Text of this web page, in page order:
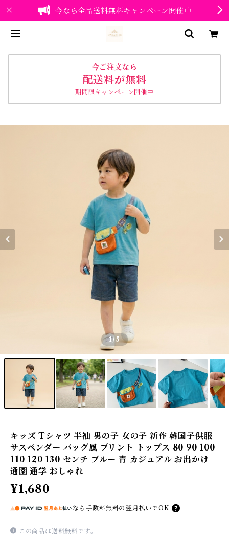
今なら全品送料無料キャンペーン開催中
今ご注文なら
配送料が無料
期間限キャンペーン開催中
1/5
キッズ Tシャツ 半袖 男の子 女の子 新作 韓国子供服
サスペンダー バッグ風 プリント トップス 80 90 100
110 120 130 センチ ブルー 青 カジュアル お出かけ
通園 通学 おしゃれ
¥1,680
なら 手数料無料の 翌月払いでOK
この商品は送料無料です。